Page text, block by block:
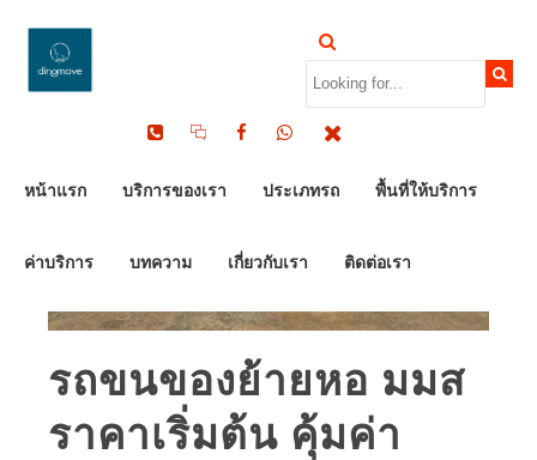
หน้าแรก บริการของเรา ประเภทรถ พื้นที่ให้บริการ
ค่าบริการ บทความ เกี่ยวกับเรา ติดต่อเรา
รถขนของย้ายหอ มมส
ราคาเริ่มต้น คุ้มค่า